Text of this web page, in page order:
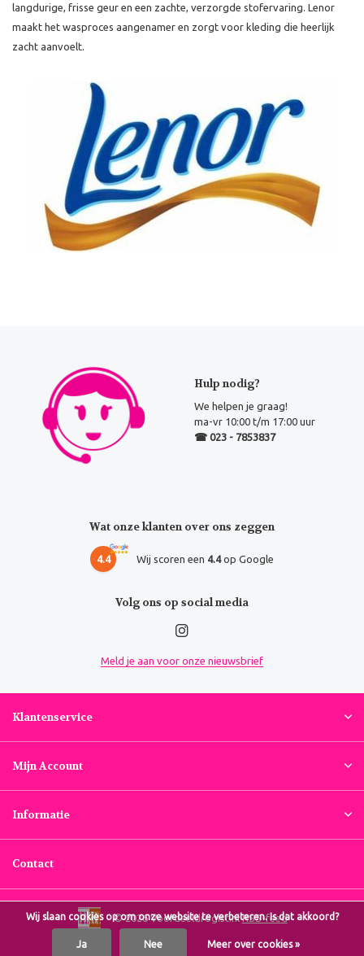
langdurige, frisse geur en een zachte, verzorgde stofervaring. Lenor
maakt het wasproces aangenamer en zorgt voor kleding die heerlijk
zacht aanvoelt.
Hulp nodig?
We helpen je graag!
ma-vr 10:00 t/m 17:00 uur
☎ 023 - 7853837
Wat onze klanten over ons zeggen
4.4 Wij scoren een 4.4op Google
Volg ons op social media
Meld je aan voor onze nieuwsbrief
Klantenservice
Mijn Account
Informatie
Contact
© 2026 Voordeeldrogist.nlRSS-feed
Wij slaan cookies op om onze website te verbeteren. Is dat akkoord?
Ja Nee Meer over cookies »